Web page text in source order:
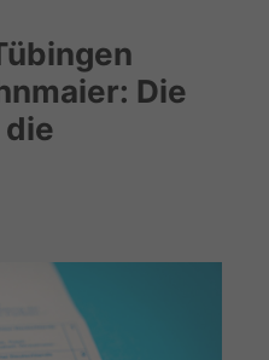
Die